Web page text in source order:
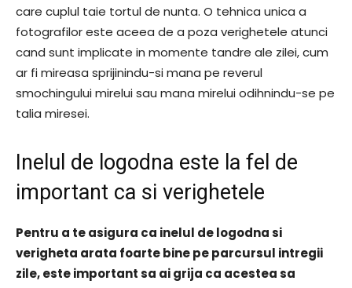
care cuplul taie tortul de nunta. O tehnica unica a
fotografilor este aceea de a poza verighetele atunci
cand sunt implicate in momente tandre ale zilei, cum
ar fi mireasa sprijinindu-si mana pe reverul
smochingului mirelui sau mana mirelui odihnindu-se pe
talia miresei.
Inelul de logodna este la fel de
important ca si verighetele
Pentru a te asigura ca inelul de logodna si
verigheta arata foarte bine pe parcursul intregii
zile, este important sa ai grija ca acestea sa